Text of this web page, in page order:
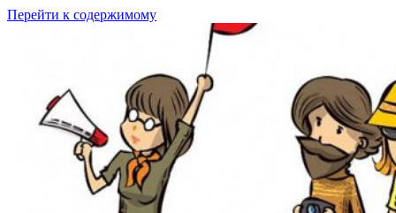
Перейти к содержимому